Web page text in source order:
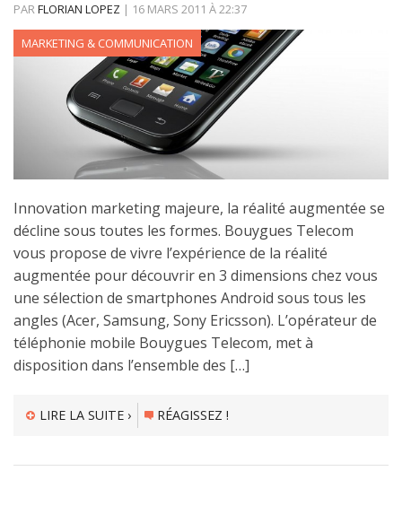
PARFLORIAN LOPEZ | 16 MARS 2011 À22:37
MARKETING & COMMUNICATION
Innovation marketing majeure, la réalité augmentée se
décline sous toutes les formes. Bouygues Telecom
vous propose de vivre l’expérience de la réalité
augmentée pour découvrir en 3 dimensions chez vous
une sélection de smartphones Android sous tous les
angles (Acer, Samsung, Sony Ericsson). L’opérateur de
téléphonie mobile Bouygues Telecom, met à
disposition dans l’ensemble des […]
LIRE LA SUITE › RÉAGISSEZ !